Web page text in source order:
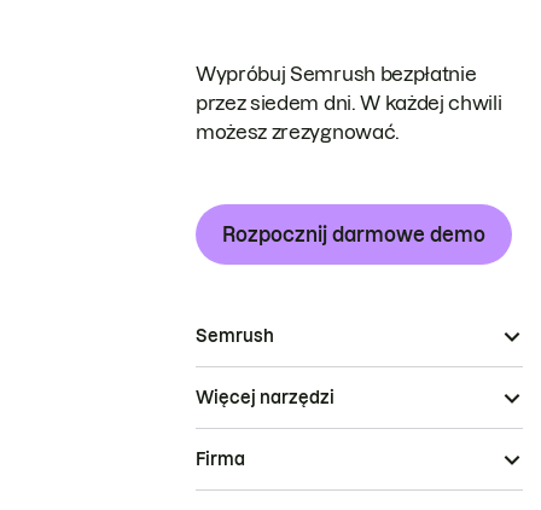
Wypróbuj Semrush bezpłatnie
przez siedem dni. W każdej chwili
możesz zrezygnować.
Rozpocznij darmowe demo
Semrush
Więcej narzędzi
Firma